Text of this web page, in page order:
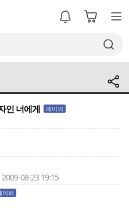
인 너에게 페이퍼
08-23 19:15
이퍼